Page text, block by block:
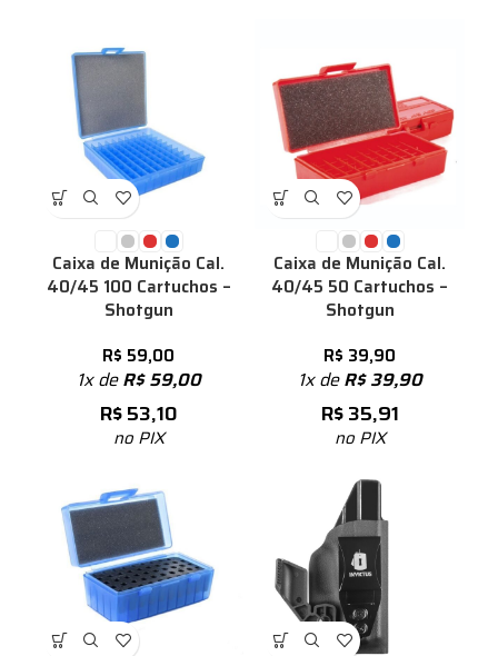
Caixa de Munição Cal.
40/45 100 Cartuchos –
Shotgun
R$ 59,00
1x deR$59,00
R$53,10
no PIX
Caixa de Munição Cal.
40/45 50 Cartuchos –
Shotgun
R$ 39,90
1x deR$39,90
R$35,91
no PIX